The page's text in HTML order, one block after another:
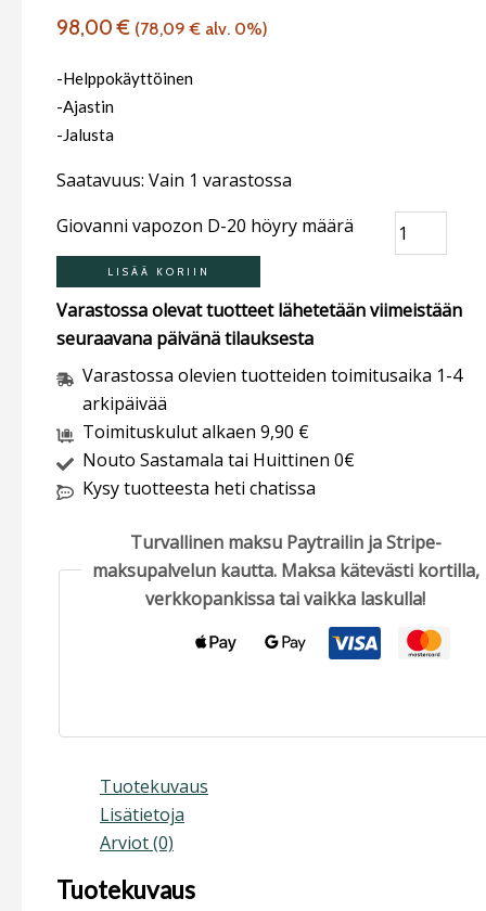
98,00€ (78,09€ alv. 0%)
-Helppokäyttöinen
-Ajastin
-Jalusta
Saatavuus: Vain 1 varastossa
Giovanni vapozon D-20 höyry määrä
LISÄÄ KORIIN
Varastossa olevat tuotteet lähetetään viimeistään
seuraavana päivänä tilauksesta
Varastossa olevien tuotteiden toimitusaika 1-4
arkipäivää
Toimituskulut alkaen 9,90 €
Nouto Sastamala tai Huittinen 0€
Kysy tuotteesta heti chatissa
Turvallinen maksu Paytrailin ja Stripe-
maksupalvelun kautta. Maksa kätevästi kortilla,
verkkopankissa tai vaikka laskulla!
Tuotekuvaus
Lisätietoja
Arviot (0)
Tuotekuvaus